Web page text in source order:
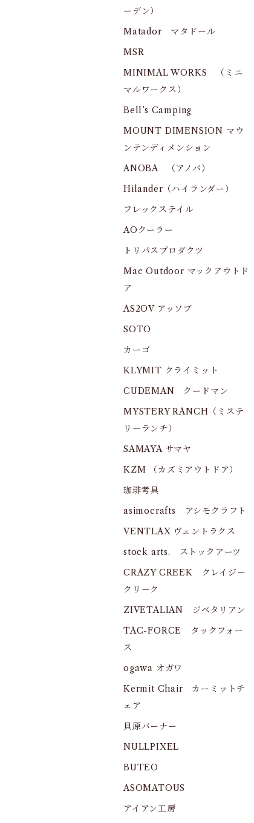
ーデン）
Matador マタドール
MSR
MINIMAL WORKS （ミニ
マルワークス）
Bell’s Camping
MOUNT DIMENSION マウ
ンテンディメンション
ANOBA （アノバ）
Hilander（ハイランダー）
フレックステイル
AOクーラー
トリパスプロダクツ
Mac Outdoor マックアウトド
ア
AS2OV アッソブ
SOTO
カーゴ
KLYMIT クライミット
CUDEMAN クードマン
MYSTERY RANCH（ミステ
リーランチ）
SAMAYA サマヤ
KZM （カズミアウトドア）
珈琲考具
asimocrafts アシモクラフト
VENTLAX ヴェントラクス
stock arts. ストックアーツ
CRAZY CREEK クレイジー
クリーク
ZIVETALIAN ジベタリアン
TAC-FORCE タックフォー
ス
ogawa オガワ
Kermit Chair カーミットチ
ェア
貝原バーナー
NULLPIXEL
BUTEO
ASOMATOUS
アイアン工房